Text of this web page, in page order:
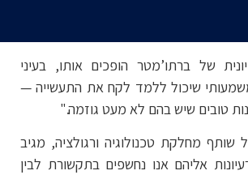
של ברתו’מטר הופכים אותו, בעיני
שיכול ללמד לקח את התעשייה —
טובים שיש בהם לא מעט גוזמה."
שותף מחלקת טכנולוגיה ורגולציה, מגיב
אליהם אנו נחשפים בתקשורת לבין